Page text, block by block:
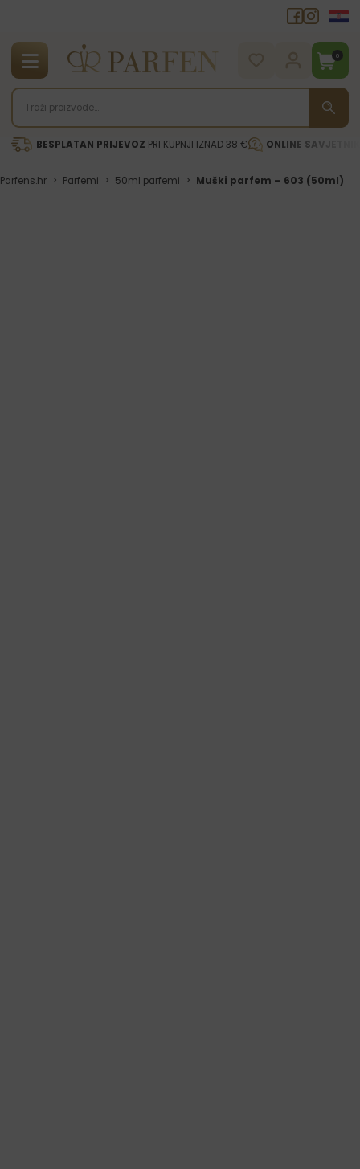
0
BESPLATAN PRIJEVOZ PRI KUPNJI IZNAD 38 € ONLINE
Parfens.hr > Parfemi > 50ml parfemi > Muški parfem – 603 (50ml)